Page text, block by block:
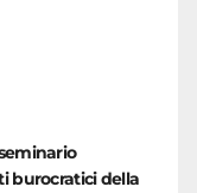
burocratici della